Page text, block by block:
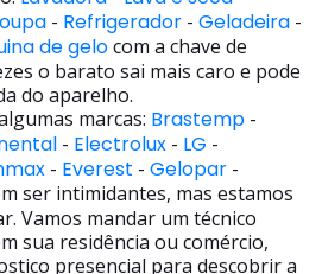
- Refrigerador - Geladeira -
de gelocom a chave de
o barato sai mais caro e pode
do aparelho.
marcas: Brastemp -
- Electrolux - LG -
- Everest - Gelopar -
ser intimidantes, mas estamos
Vamos mandar um técnico
sua residência ou comércio,
presencial para descobrir a